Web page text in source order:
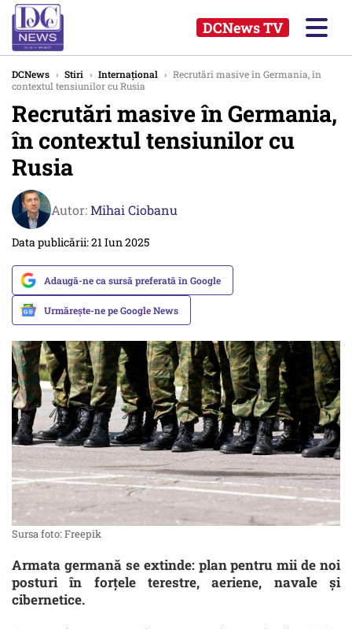
DCNews TV
DCNews › Stiri › Internațional › Recrutări masive în Germania, în
contextul tensiunilor cu Rusia
Recrutări masive în Germania,
în contextul tensiunilor cu
Rusia
Autor:Mihai Ciobanu
Data publicării: 21 Iun 2025
Adaugă-ne ca sursă preferată în Google
Urmărește-ne pe Google News
Sursa foto: Freepik
Armata germană se extinde: plan pentru mii de noi
posturi în forțele terestre, aeriene, navale și
cibernetice.